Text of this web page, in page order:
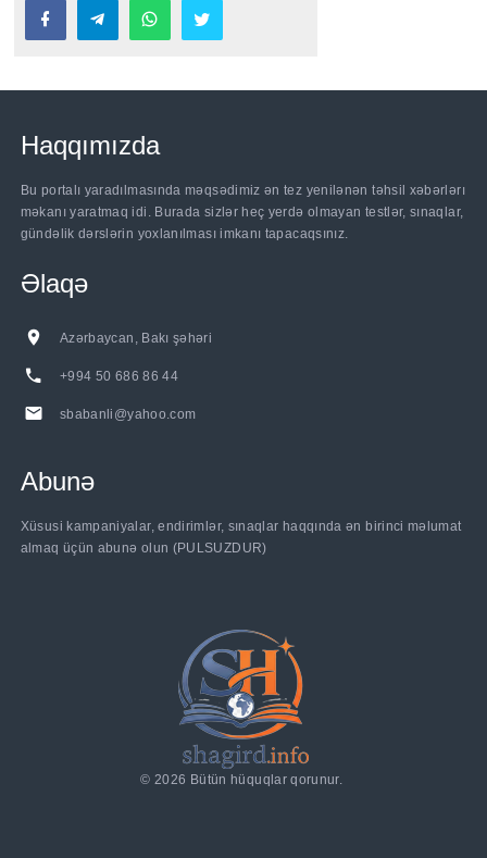
Haqqımızda
Bu portalı yaradılmasında məqsədimiz ən tez yenilənən təhsil xəbərlərı
məkanı yaratmaq idi. Burada sizlər heç yerdə olmayan testlər, sınaqlar,
gündəlik dərslərin yoxlanılması imkanı tapacaqsınız.
Əlaqə
Azərbaycan, Bakı şəhəri
+994 50 686 86 44
sbabanli@yahoo.com
Abunə
Xüsusi kampaniyalar, endirimlər, sınaqlar haqqında ən birinci məlumat
almaq üçün abunə olun (PULSUZDUR)
©2026 Bütün hüquqlar qorunur.